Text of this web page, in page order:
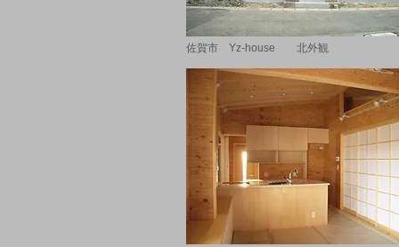
佐賀市 Yz-house 北外観